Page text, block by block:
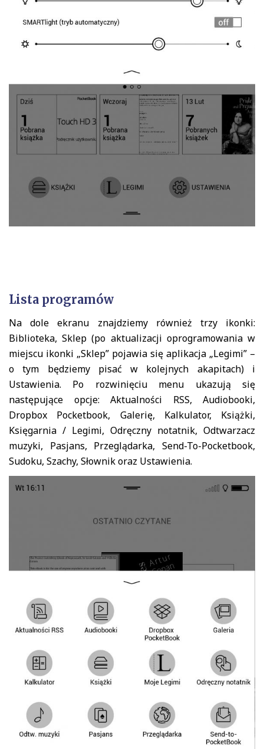
Lista programów
Na dole ekranu znajdziemy również trzy ikonki:
Biblioteka, Sklep (po aktualizacji oprogramowania w
miejscu ikonki „Sklep” pojawia się aplikacja „Legimi” –
o tym będziemy pisać w kolejnych akapitach) i
Ustawienia. Po rozwinięciu menu ukazują się
następujące opcje: Aktualności RSS, Audiobooki,
Dropbox Pocketbook, Galerię, Kalkulator, Książki,
Księgarnia / Legimi, Odręczny notatnik, Odtwarzacz
muzyki, Pasjans, Przeglądarka, Send-To-Pocketbook,
Sudoku, Szachy, Słownik oraz Ustawienia.